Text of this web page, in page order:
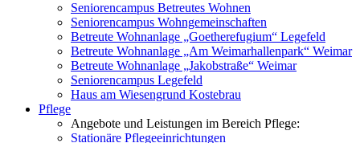
Seniorencampus Betreutes Wohnen
Seniorencampus Wohngemeinschaften
Betreute Wohnanlage „Goetherefugium“ Legefeld
Betreute Wohnanlage „Am Weimarhallenpark“ Weimar
Betreute Wohnanlage „Jakobstraße“ Weimar
Seniorencampus Legefeld
Haus am Wiesengrund Kostebrau
Pflege
Angebote und Leistungen im Bereich Pflege:
Stationäre Pflegeeinrichtungen